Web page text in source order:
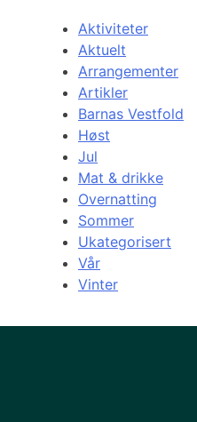
Aktiviteter
Aktuelt
Arrangementer
Artikler
Barnas Vestfold
Høst
Jul
Mat & drikke
Overnatting
Sommer
Ukategorisert
Vår
Vinter